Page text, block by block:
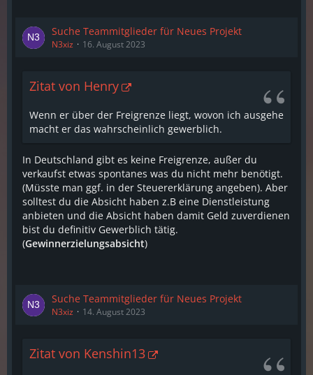
Suche Teammitglieder für Neues Projekt
N3xiz 16. August 2023
Zitat von Henry
Wenn er über der Freigrenze liegt, wovon ich ausgehe
macht er das wahrscheinlich gewerblich.
In Deutschland gibt es keine Freigrenze, außer du
verkaufst etwas spontanes was du nicht mehr benötigt.
(Müsste man ggf. in der Steuererklärung angeben). Aber
solltest du die Absicht haben z.B eine Dienstleistung
anbieten und die Absicht haben damit Geld zuverdienen
bist du definitiv Gewerblich tätig.
(Gewinnerzielungsabsicht)
Suche Teammitglieder für Neues Projekt
N3xiz 14. August 2023
Zitat von Kenshin13